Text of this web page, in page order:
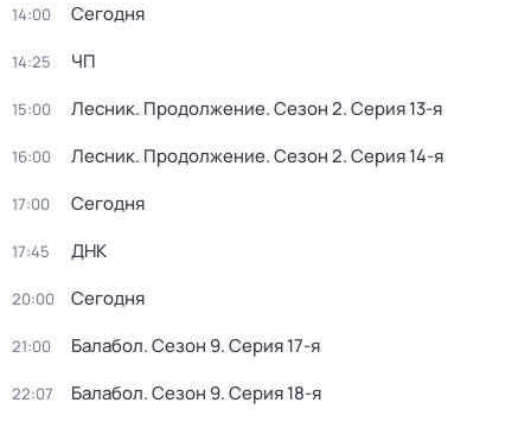
14:00 Сегодня
14:25 ЧП
15:00 Лесник. Продолжение. Сезон 2. Серия 13-я
16:00 Лесник. Продолжение. Сезон 2. Серия 14-я
17:00 Сегодня
17:45 ДНК
20:00 Сегодня
21:00 Балабол. Сезон 9. Серия 17-я
22:07 Балабол. Сезон 9. Серия 18-я